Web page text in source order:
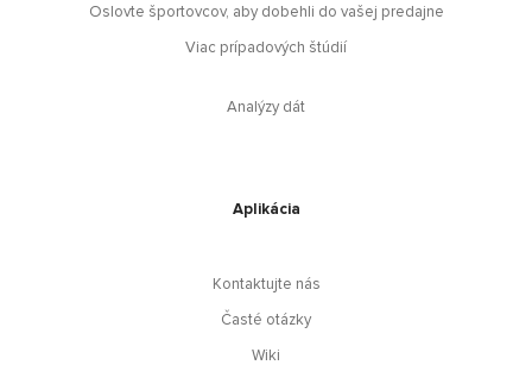
Oslovte športovcov, aby dobehli do vašej predajne
Viac prípadových štúdií
Analýzy dát
Aplikácia
Kontaktujte nás
Časté otázky
Wiki